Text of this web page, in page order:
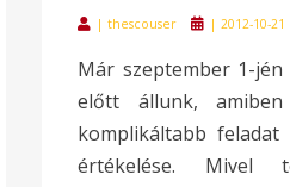
|thescouser
Posted
|2012-10-21
Már szeptember 1-
előtt állunk,
komplikáltabb feladat
értékelése. Mivel